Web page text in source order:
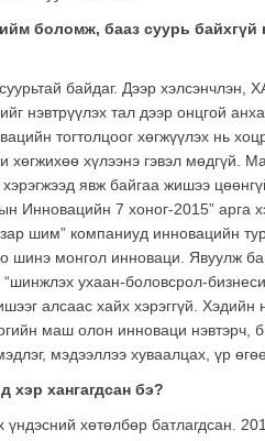
боломж, бааз суурь байхгүй
байдаг. Дээр хэлсэнчлэн,
нэвтрүүлэх тал дээр онцгой
тогтолцоог хөгжүүлэх нь
хүлээнэ гэвэл мөдгүй.
хэрэгжээд явж байгаа жишээ
Инновацийн 7 хоног-2015” арга
шим” компаниуд инновацийн
шинэ монгол инноваци. Явуулж
ухаан-боловсрол-
алсаас хайх хэрэггүй. Хэдийн
маш олон инноваци нэвтэрч,
мэдээллээ хуваалцах, үр
хэр хангагдсан бэ?
хөтөлбөр батлагдсан.